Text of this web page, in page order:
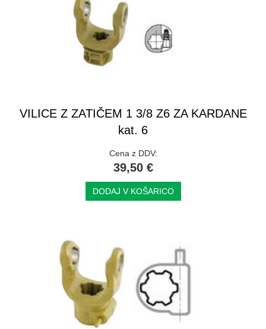
VILICE Z ZATIČEM 1 3/8 Z6 ZA KARDANE
kat. 6
Cena z DDV:
39,50 €
DODAJ V KOŠARICO